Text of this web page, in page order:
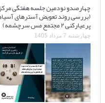
چهارصدو نودمین جلسه هفتگی
پرعیارکنی ۲ مجتمع مس سرچشمه)
چهارشنبه 7 مرداد 1405